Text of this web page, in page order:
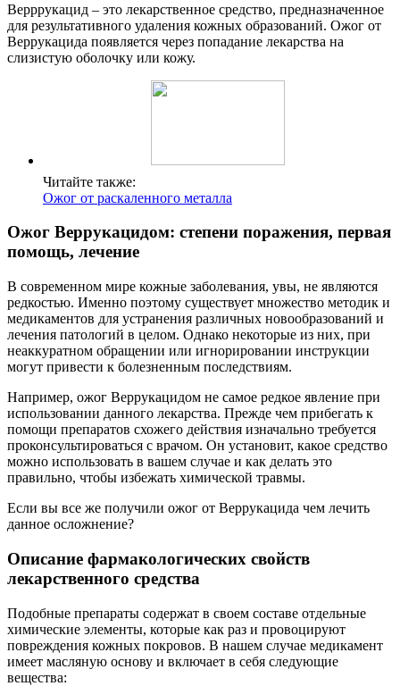
Верррукацид – это лекарственное средство, предназначенное
для результативного удаления кожных образований. Ожог от
Веррукацида появляется через попадание лекарства на
слизистую оболочку или кожу.
Читайте также:
Ожог от раскаленного металла
Ожог Веррукацидом: степени поражения, первая
помощь, лечение
В современном мире кожные заболевания, увы, не являются
редкостью. Именно поэтому существует множество методик и
медикаментов для устранения различных новообразований и
лечения патологий в целом. Однако некоторые из них, при
неаккуратном обращении или игнорировании инструкции
могут привести к болезненным последствиям.
Например, ожог Веррукацидом не самое редкое явление при
использовании данного лекарства. Прежде чем прибегать к
помощи препаратов схожего действия изначально требуется
проконсультироваться с врачом. Он установит, какое средство
можно использовать в вашем случае и как делать это
правильно, чтобы избежать химической травмы.
Если вы все же получили ожог от Веррукацида чем лечить
данное осложнение?
Описание фармакологических свойств
лекарственного средства
Подобные препараты содержат в своем составе отдельные
химические элементы, которые как раз и провоцируют
повреждения кожных покровов. В нашем случае медикамент
имеет масляную основу и включает в себя следующие
вещества: